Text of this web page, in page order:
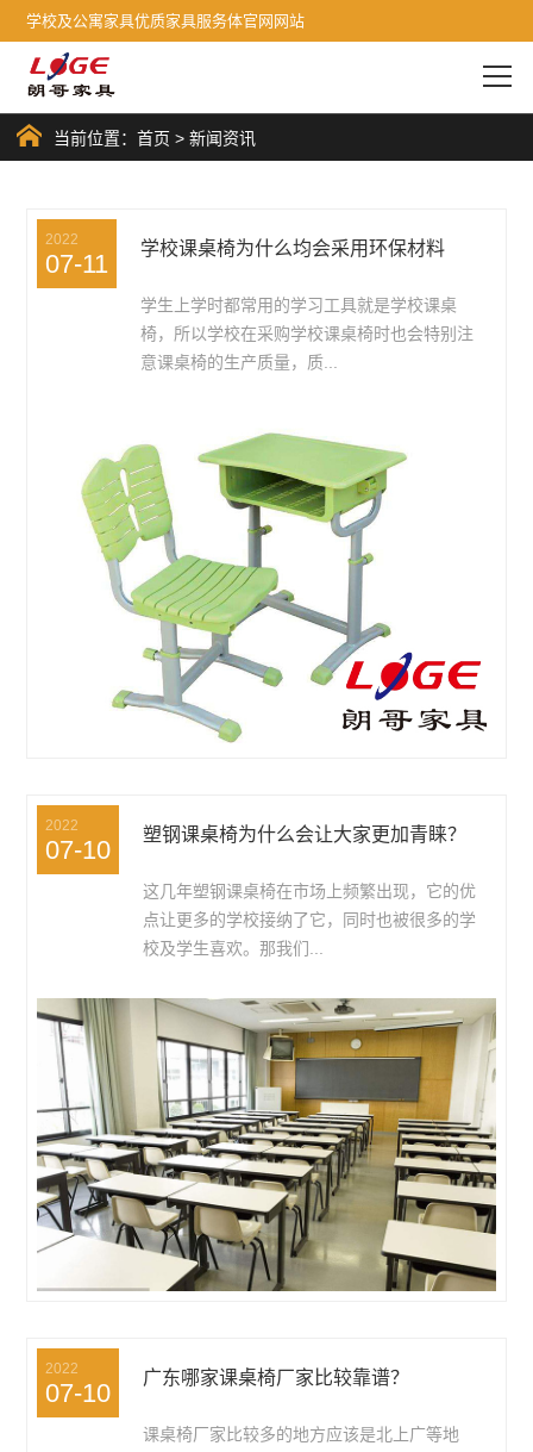
学校及公寓家具优质家具服务体官网网站
当前位置：首页 >新闻资讯
2022
07-11
学校课桌椅为什么均会采用环保材料
学生上学时都常用的学习工具就是学校课桌
椅，所以学校在采购学校课桌椅时也会特别注
意课桌椅的生产质量，质...
2022
07-10
塑钢课桌椅为什么会让大家更加青睐？
这几年塑钢课桌椅在市场上频繁出现，它的优
点让更多的学校接纳了它，同时也被很多的学
校及学生喜欢。那我们...
2022
07-10
广东哪家课桌椅厂家比较靠谱？
课桌椅厂家比较多的地方应该是北上广等地